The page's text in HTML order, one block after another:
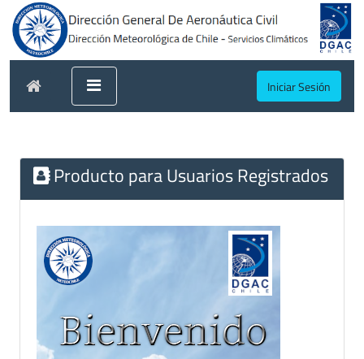
Iniciar Sesión
Producto para Usuarios Registrados